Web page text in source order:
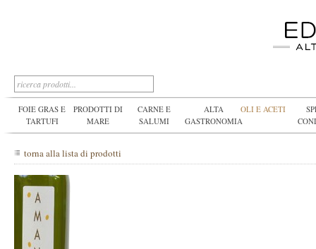
FOIE GRAS E
TARTUFI
PRODOTTI DI
MARE
CARNE E
SALUMI
ALTA
GASTRONOMIA
OLI E ACETI
torna alla lista di prodotti